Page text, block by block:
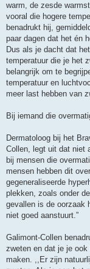
warm, de zesde
vooral die hogere
benadrukt hij,
paar dagen dat het én
Dus als je dacht dat
temperatuur die je het
belangrijk om te
temperatuur en
meer last hebben van
Bij iemand die
Dermatoloog bij het
Collen, legt uit dat niet
bij mensen die
mensen hebben dit
gegeneraliseerde
plekken, zoals onder
gevallen is de oorzaak
niet goed aanstuurt.”
Galimont-Collen
zweten en dat je je
maken. ,,Er zijn